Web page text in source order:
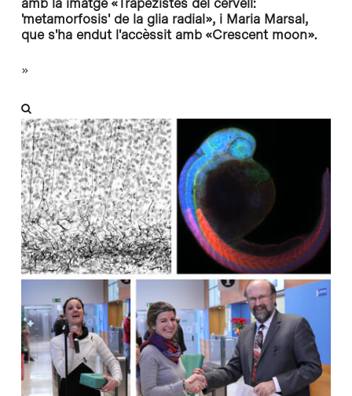
'metamorfosis' de la glia radial», i Maria Marsal,
que s'ha endut l'accèssit amb «Crescent moon».
»